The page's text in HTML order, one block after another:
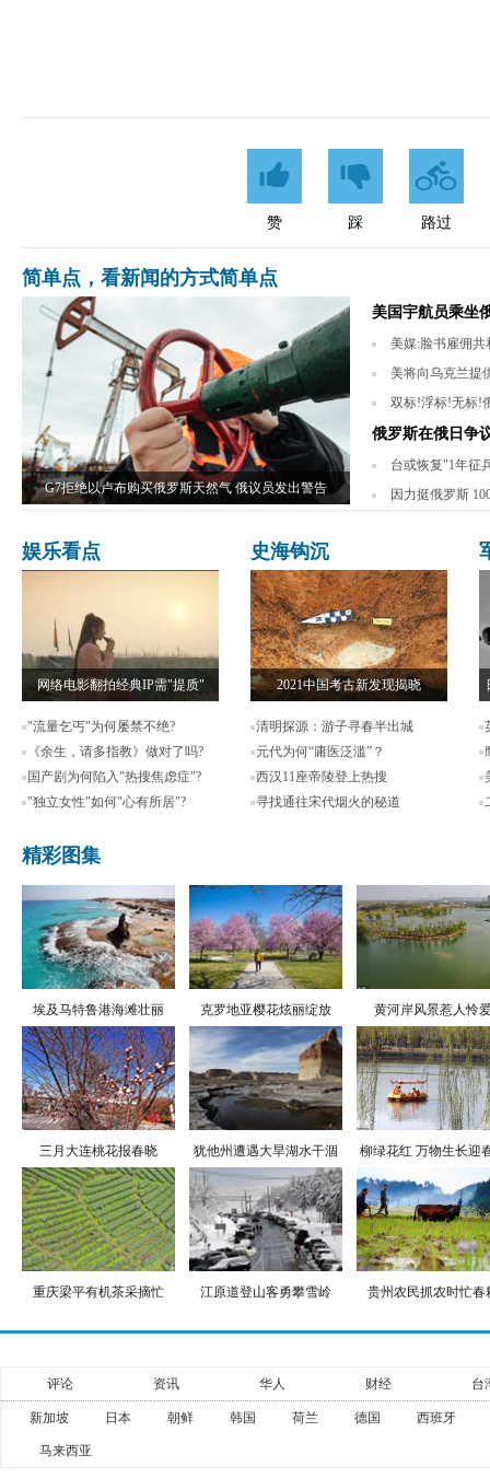
赞 踩 路过
简单点，看新闻的方式简单点
G7拒绝以卢布购买俄罗斯天然气 俄议员发出警告
美国宇航员乘坐
美媒:脸书雇佣共
美将向乌克兰提
双标!浮标!无标!
俄罗斯在俄日争
台或恢复"1年征
因力挺俄罗斯
娱乐看点
网络电影翻拍经典IP需"提质"
"流量乞丐"为何屡禁不绝?
《余生，请多指教》做对了吗?
国产剧为何陷入"热搜焦虑症"?
"独立女性"如何"心有所居"?
史海钩沉
2021中国考古新发现揭晓
清明探源：游子寻春半出城
元代为何“庸医泛滥”？
西汉11座帝陵登上热搜
寻找通往宋代烟火的秘道
精彩图集
埃及马特鲁港海滩壮丽 克罗地亚樱花炫丽绽放 黄河岸风景惹人怜
三月大连桃花报春晓 犹他州遭遇大旱湖水干涸 柳绿花红 万物生长迎
重庆梁平有机茶采摘忙 江原道登山客勇攀雪岭 贵州农民抓农时忙春
评论 资讯 华人 财经 台
新加坡 日本 朝鲜 韩国 荷兰 德国 西班牙
马来西亚